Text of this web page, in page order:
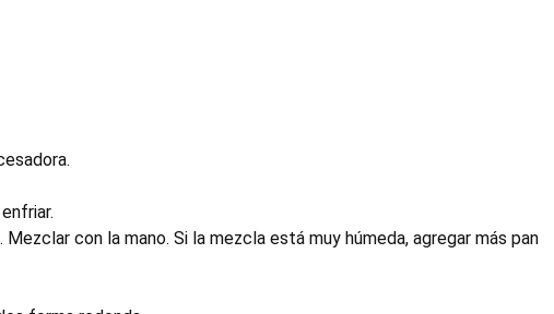
con la mano. Si la mezcla está muy húmeda, agregar más pan